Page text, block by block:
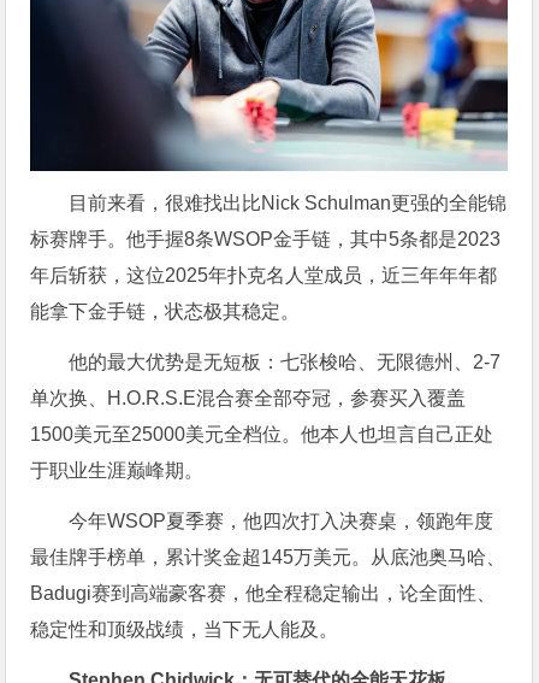
目前来看，很难找出比Nick Schulman更强的全能锦
标赛牌手。他手握8条WSOP金手链，其中5条都是2023
年后斩获，这位2025年扑克名人堂成员，近三年年年都
能拿下金手链，状态极其稳定。
他的最大优势是无短板：七张梭哈、无限德州、2-7
单次换、H.O.R.S.E混合赛全部夺冠，参赛买入覆盖
1500美元至25000美元全档位。他本人也坦言自己正处
于职业生涯巅峰期。
今年WSOP夏季赛，他四次打入决赛桌，领跑年度
最佳牌手榜单，累计奖金超145万美元。从底池奥马哈、
Badugi赛到高端豪客赛，他全程稳定输出，论全面性、
稳定性和顶级战绩，当下无人能及。